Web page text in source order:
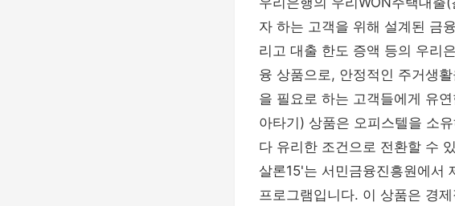
자 하는 고객을 위해 설계된 금
리고 대출 한도 증액 등의 우리
융 상품으로, 안정적인 주거생
을 필요로 하는 고객들에게 유
아타기) 상품은 오피스텔을 소
다 유리한 조건으로 전환할 수
살론15'는 서민금융진흥원에서
프로그램입니다. 이 상품은 경